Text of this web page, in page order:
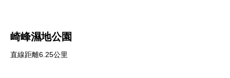
崎峰濕地公園
直線距離6.25公里